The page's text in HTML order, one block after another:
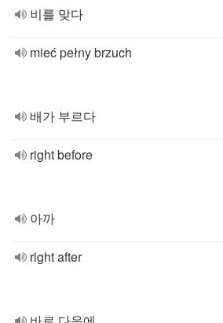
비를 맞다
mieć pełny brzuch
배가 부르다
right before
아까
right after